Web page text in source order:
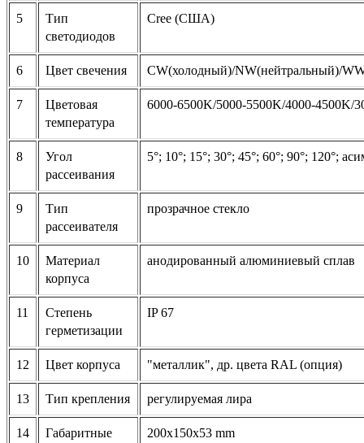
5
Тип
светодиодов
Cree (США)
6 Цвет свечения CW(холодный)/NW(нейтральный)/
7
Цветовая
температура
6000-6500K/5000-5500K/4000-4500K/
8
Угол
рассеивания
5°; 10°; 15°; 30°; 45°; 60°; 90°; 120°;
9
Тип
рассеивателя
прозрачное стекло
10
Материал
корпуса
анодированный алюминиевый сплав
11
Степень
герметизации
IP 67
12 Цвет корпуса "металлик", др. цвета RAL (опция)
13 Тип крепления регулируемая лира
14 Габаритные 200x150x53 mm